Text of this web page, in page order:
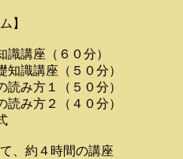
】
識講座（６０分）
知識講座（５０分）
読み方１（５０分）
読み方２（４０分）
、約４時間の講座